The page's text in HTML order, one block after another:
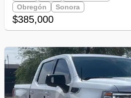
Obregón
Sonora
$385,000